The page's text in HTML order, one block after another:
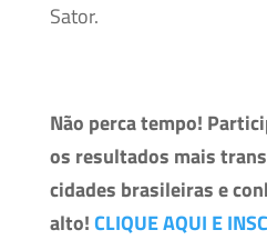
Sator.
Não perca tempo!
os resultados mais
cidades brasileiras e
alto!CLIQUE AQUI E